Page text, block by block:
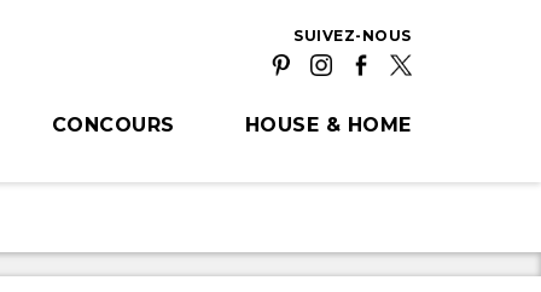
SUIVEZ-NOUS
CONCOURS HOUSE & HOME